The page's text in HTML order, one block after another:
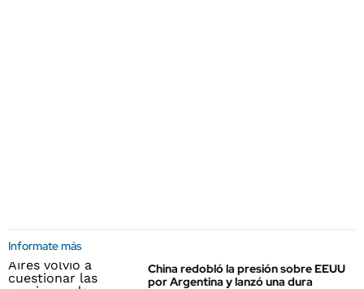
Informate más
China redobló la presión sobre EEUU
por Argentina y lanzó una dura